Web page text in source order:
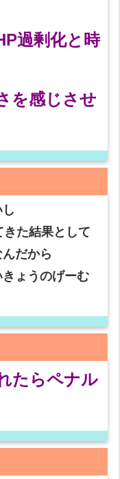
過剰化と時
を感じさせ
た結果として
だから
ょうのげーむ
たらペナル